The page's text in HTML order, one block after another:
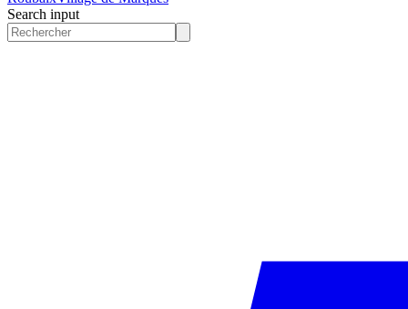
Search input